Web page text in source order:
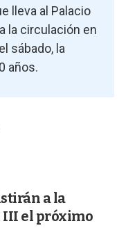
lleva al Palacio
la circulación en
sábado, la
años.
a la
III el próximo